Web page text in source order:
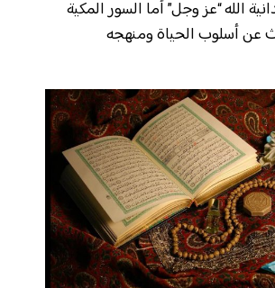
الله “عز وجل” أما السور المكية
عن أسلوب الحياة ومنهجه